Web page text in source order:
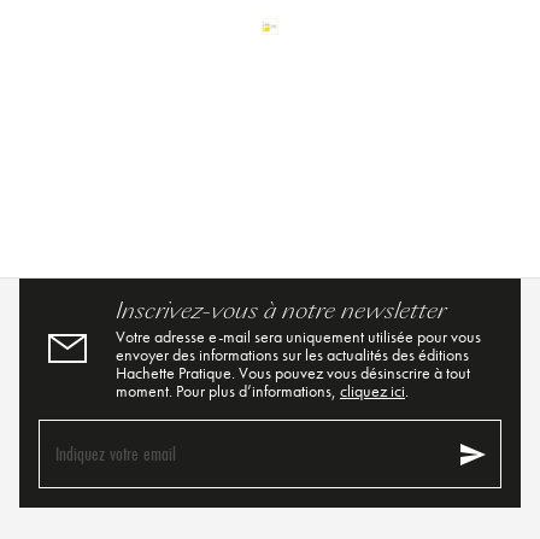
Inscrivez-vous à notre newsletter
Votre adresse e-mail sera uniquement utilisée pour vous
envoyer des informations sur les actualités des éditions
Hachette Pratique. Vous pouvez vous désinscrire à tout
moment. Pour plus d’informations, cliquez ici.
Indiquez votre email send